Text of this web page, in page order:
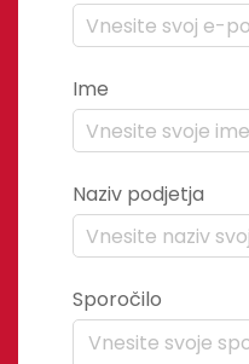
Ime
Naziv podjetja
Sporočilo